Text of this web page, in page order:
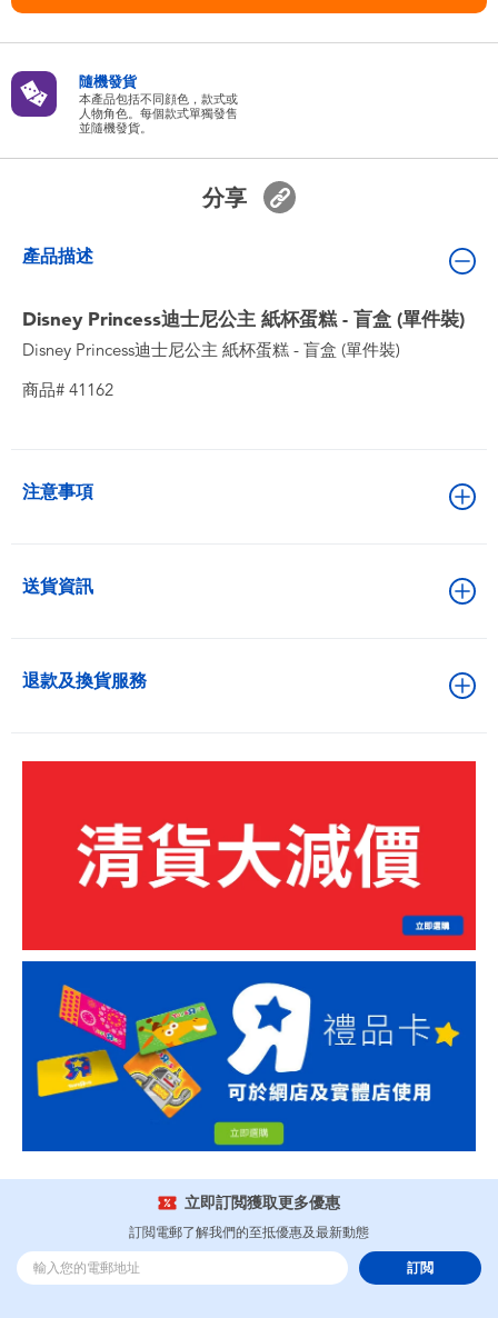
人氣角色
生活精品
隨機發貨
本產品包括不同顔色，款式或
人物角色。每個款式單獨發售
並隨機發貨。
分享
產品描述
Disney Princess迪士尼公主 紙杯蛋糕 - 盲盒 (單件裝)
Disney Princess迪士尼公主 紙杯蛋糕 - 盲盒 (單件裝)
商品# 41162
注意事項
送貨資訊
退款及換貨服務
立即訂閲獲取更多優惠
訂閲電郵了解我們的至抵優惠及最新動態
訂閲